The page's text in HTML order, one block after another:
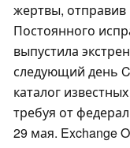
жертвы,
Постоянного
выпустила
следующий день
каталог
требуя от
29 мая. Exchange